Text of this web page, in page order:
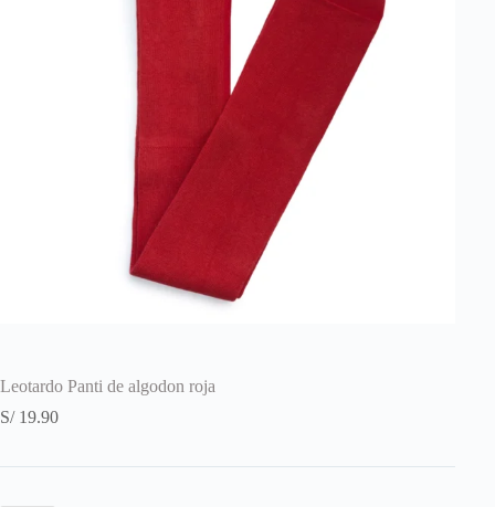
Leotardo Panti de algodon roja
S/19.90